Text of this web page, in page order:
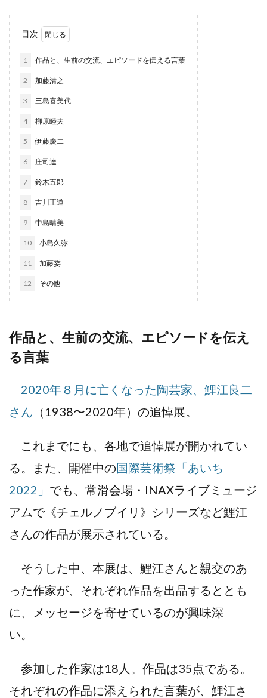
目次
1 作品と、生前の交流、エピソードを伝える言葉
2 加藤清之
3 三島喜美代
4 柳原睦夫
5 伊藤慶二
6 庄司達
7 鈴木五郎
8 吉川正道
9 中島晴美
10 小島久弥
11 加藤委
12 その他
作品と、生前の交流、エピソードを伝え
る言葉
2020年８月に亡くなった陶芸家、鯉江良二
さん （1938〜2020年）の追悼展。
これまでにも、各地で追悼展が開かれてい
る。また、開催中の国際芸術祭「あいち
2022」 でも、常滑会場・INAXライブミュージ
アムで《チェルノブイリ》シリーズなど鯉江
さんの作品が展示されている。
そうした中、本展は、鯉江さんと親交のあ
った作家が、それぞれ作品を出品するととも
に、メッセージを寄せているのが興味深
い。
参加した作家は18人。作品は35点である。
それぞれの作品に添えられた言葉が、鯉江さ